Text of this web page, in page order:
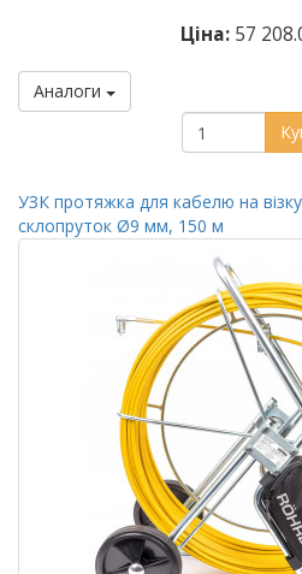
Ціна: 57
Аналоги
УЗК протяжка для кабелю на
склопруток Ø9 мм, 150 м